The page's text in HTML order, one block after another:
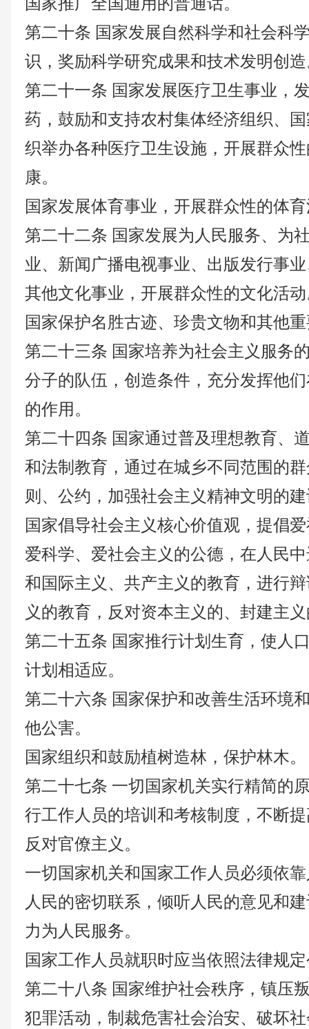
第二十条 国家发展自然科学和社会科
识，奖励科学研究成果和技术发明创
第二十一条 国家发展医疗卫生事业，
药，鼓励和支持农村集体经济组织、
织举办各种医疗卫生设施，开展群众
康。
国家发展体育事业，开展群众性的体
第二十二条 国家发展为人民服务、为
业、新闻广播电视事业、出版发行事
其他文化事业，开展群众性的文化活
国家保护名胜古迹、珍贵文物和其他
第二十三条 国家培养为社会主义服务
分子的队伍，创造条件，充分发挥他
的作用。
第二十四条 国家通过普及理想教育、
和法制教育，通过在城乡不同范围的
则、公约，加强社会主义精神文明的
国家倡导社会主义核心价值观，提倡
爱科学、爱社会主义的公德，在人民
和国际主义、共产主义的教育，进行
义的教育，反对资本主义的、封建主
第二十五条 国家推行计划生育，使人
计划相适应。
第二十六条 国家保护和改善生活环境
他公害。
国家组织和鼓励植树造林，保护林木。
第二十七条 一切国家机关实行精简的
行工作人员的培训和考核制度，不断
反对官僚主义。
一切国家机关和国家工作人员必须依
人民的密切联系，倾听人民的意见和
力为人民服务。
国家工作人员就职时应当依照法律规
第二十八条 国家维护社会秩序，镇压
犯罪活动，制裁危害社会治安、破坏